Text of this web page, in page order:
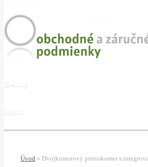
E-shop
Menu
Úvod » Dvojkomorový prietokomer s